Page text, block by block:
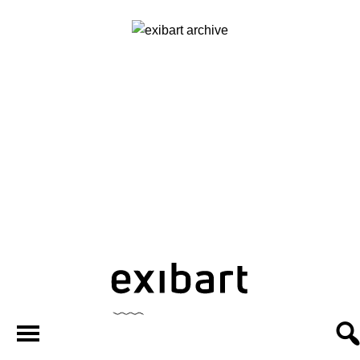
exibart.ar